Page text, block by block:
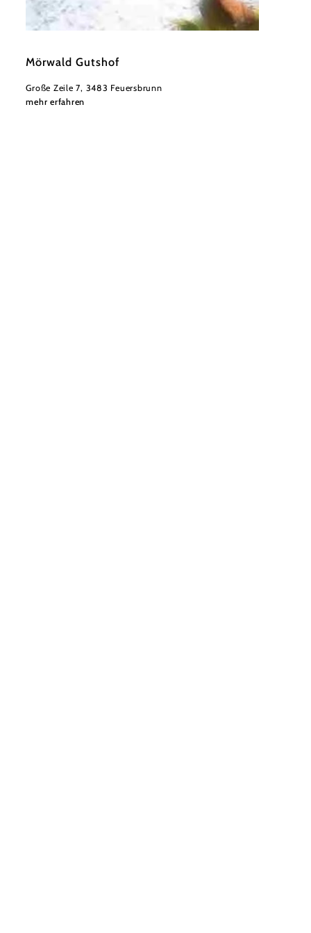
Mörwald Gutshof
Große Zeile 7, 3483 Feuersbrunn
mehr erfahren